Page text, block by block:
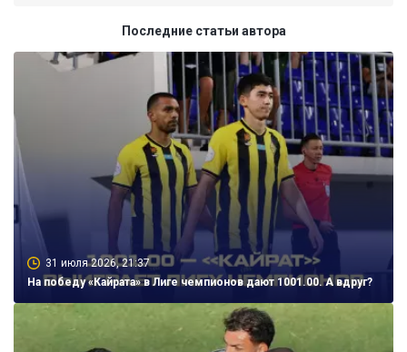
Последние статьи автора
31 июля 2026, 21:37
На победу «Кайрата» в Лиге чемпионов дают 1001.00. А вдруг?